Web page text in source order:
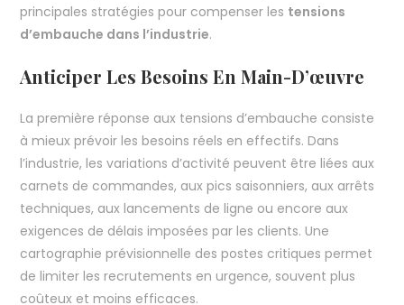
principales stratégies pour compenser les tensions
d’embauche dans l’industrie.
Anticiper Les Besoins En Main-D’œuvre
La première réponse aux tensions d’embauche consiste
à mieux prévoir les besoins réels en effectifs. Dans
l’industrie, les variations d’activité peuvent être liées aux
carnets de commandes, aux pics saisonniers, aux arrêts
techniques, aux lancements de ligne ou encore aux
exigences de délais imposées par les clients. Une
cartographie prévisionnelle des postes critiques permet
de limiter les recrutements en urgence, souvent plus
coûteux et moins efficaces.